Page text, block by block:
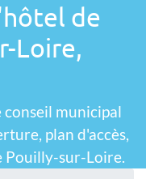
de
Loire,
conseil municipal
plan d'accès,
Pouilly-sur-Loire.